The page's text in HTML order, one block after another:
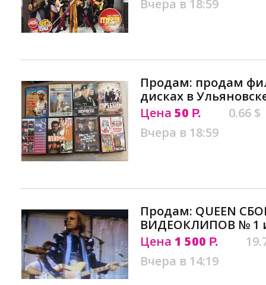
Вчера в 18:59
Продам: продам
дисках в
Цена 50 Р.
0.66 $
Вчера в 18:59
Продам: QUEEN
ВИДЕОКЛИПОВ № 1
Цена 1 500 Р.
Вчера в 14:19